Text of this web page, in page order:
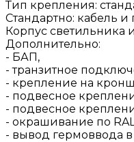
Тип крепления:
Стандартно: кабель и
Корпус светильника
Дополнительно:
- БАП,
- транзитное
- крепление на
- подвесное
- подвесное
- окрашивание по
- вывод гермоввода